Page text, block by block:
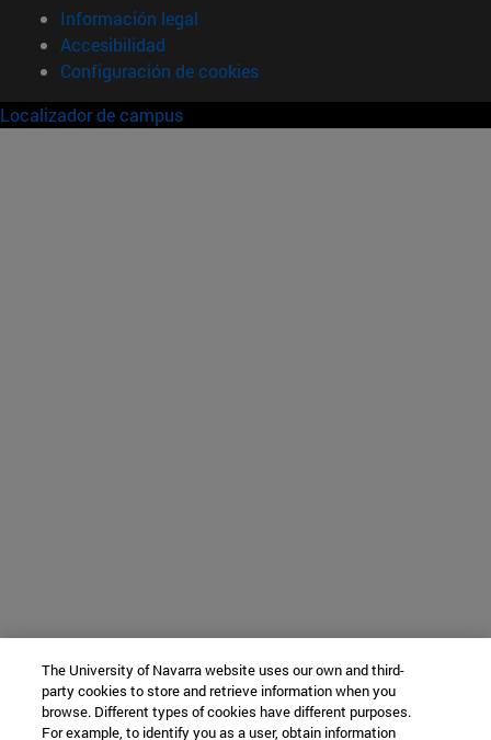
Información legal
Accesibilidad
Configuración de cookies
Localizador de campus
The University of Navarra website uses our own and third-
party cookies to store and retrieve information when you
browse. Different types of cookies have different purposes.
For example, to identify you as a user, obtain information